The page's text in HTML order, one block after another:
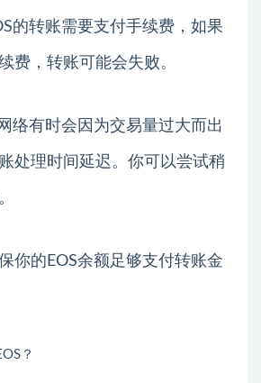
的转账需要支付手续费，如果
费，转账可能会失败。
络有时会因为交易量过大而出
处理时间延迟。你可以尝试稍
你的EOS余额足够支付转账金
？